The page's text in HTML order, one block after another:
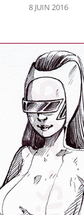
POSTED
8 JUIN 2016